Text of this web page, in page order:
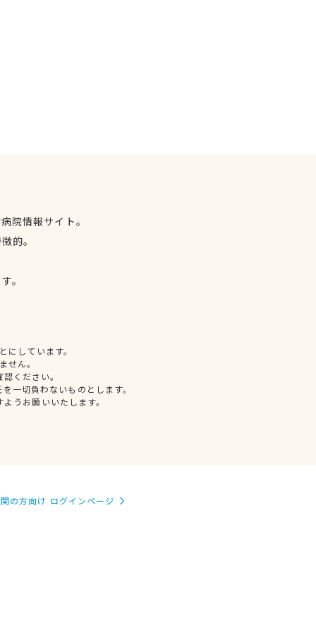
院情報サイト。
的。
。
しています。
せん。
ください。
一切負わないものとします。
うお願いいたします。
の方向け ログインページ